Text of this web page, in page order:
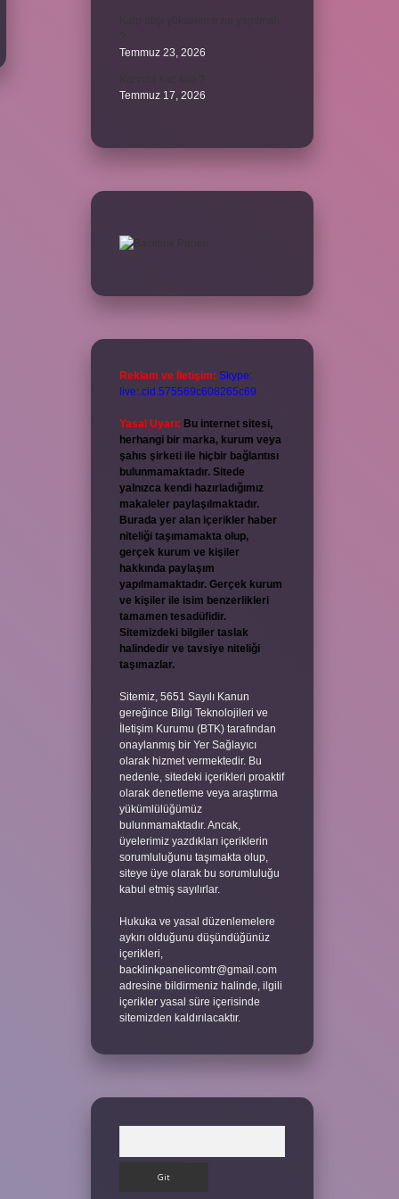
Temmuz 23, 2026
Temmuz 17, 2026
Reklam ve İletişim: Skype:
live:.cid.575569c608265c69
Yasal Uyarı: Bu internet sitesi,
herhangi bir marka, kurum veya
şahıs şirketi ile hiçbir bağlantısı
bulunmamaktadır. Sitede
yalnızca kendi hazırladığımız
makaleler paylaşılmaktadır.
Burada yer alan içerikler haber
niteliği taşımamakta olup,
gerçek kurum ve kişiler
hakkında paylaşım
yapılmamaktadır. Gerçek kurum
ve kişiler ile isim benzerlikleri
tamamen tesadüfidir.
Sitemizdeki bilgiler taslak
halindedir ve tavsiye niteliği
taşımazlar.
Sitemiz, 5651 Sayılı Kanun
gereğince Bilgi Teknolojileri ve
İletişim Kurumu (BTK) tarafından
onaylanmış bir Yer Sağlayıcı
olarak hizmet vermektedir. Bu
nedenle, sitedeki içerikleri proaktif
olarak denetleme veya araştırma
yükümlülüğümüz
bulunmamaktadır. Ancak,
üyelerimiz yazdıkları içeriklerin
sorumluluğunu taşımakta olup,
siteye üye olarak bu sorumluluğu
kabul etmiş sayılırlar.
Hukuka ve yasal düzenlemelere
aykırı olduğunu düşündüğünüz
içerikleri,
backlinkpanelicomtr@gmail.com
adresine bildirmeniz halinde, ilgili
içerikler yasal süre içerisinde
sitemizden kaldırılacaktır.